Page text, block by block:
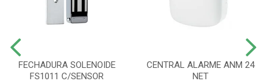
FECHADURA SOLENOIDE
FS1011 C/SENSOR
CENTRAL ALARME ANM 24
NET